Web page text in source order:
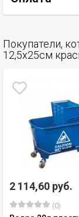
Покупатели,
12,5х25см
2 114,60 руб.
(0)